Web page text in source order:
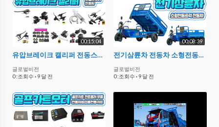
00:15:04
유압브레이크 캘리퍼 전동스쿠터 전동차 당진아재
글로벌비전
0 :조회수 · 9 달 전
00:08:39
전기삼륜차 전동차 소형전동트럭 당진아재
글로벌비전
0 :조회수 · 9 달 전